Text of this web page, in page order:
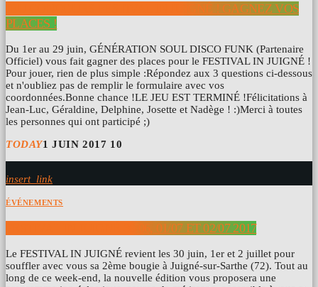
JEU CONCOURS FESTIVAL IN JUIGNÉ ! GAGNEZ VOS
PLACES !
Du 1er au 29 juin, GÉNÉRATION SOUL DISCO FUNK (Partenaire
Officiel) vous fait gagner des places pour le FESTIVAL IN JUIGNÉ !
Pour jouer, rien de plus simple :Répondez aux 3 questions ci-dessous
et n'oubliez pas de remplir le formulaire avec vos
coordonnées.Bonne chance !LE JEU EST TERMINÉ !Félicitations à
Jean-Luc, Géraldine, Delphine, Josette et Nadège ! :)Merci à toutes
les personnes qui ont participé ;)
TODAY1 JUIN 2017 10
insert_link
ÉVÉNEMENTS
FESTIVAL IN JUIGNÉ 30/06, 01/07 ET 02/07 2017
Le FESTIVAL IN JUIGNÉ revient les 30 juin, 1er et 2 juillet pour
souffler avec vous sa 2ème bougie à Juigné-sur-Sarthe (72). Tout au
long de ce week-end, la nouvelle édition vous proposera une